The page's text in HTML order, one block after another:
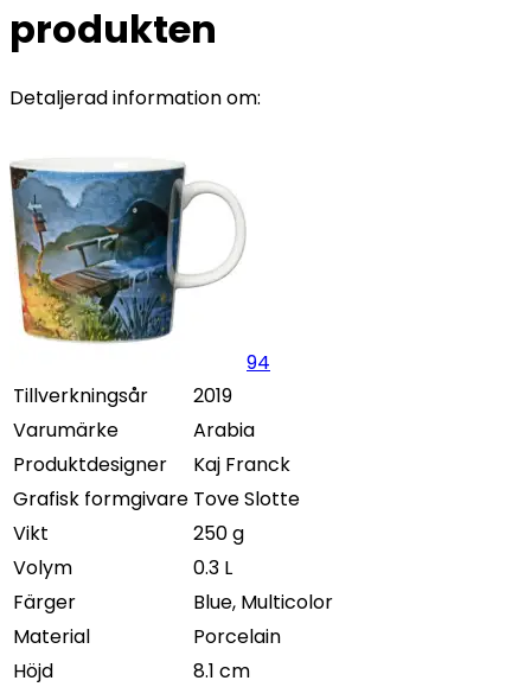
produkten
Detaljerad information om:
94
Tillverkningsår
2019
Varumärke
Arabia
Produktdesigner
Kaj Franck
Grafisk formgivare Tove Slotte
Vikt
250 g
Volym
0.3 L
Färger
Blue, Multicolor
Material
Porcelain
Höjd
8.1 cm